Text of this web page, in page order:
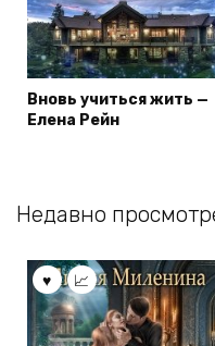
Вновь учиться жить —
Елена Рейн
Недавно